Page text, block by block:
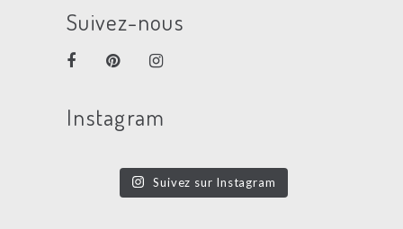
Suivez-nous
Instagram
Suivez sur Instagram